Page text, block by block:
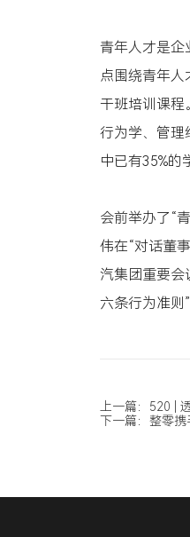
青年人才是企
点围绕青年
干班培训课程
行为学、管理
中已有35%的
会前举办了“
伟在“对话董
汽集团重要会
六条行为准则
上一篇：520 |
下一篇：整零